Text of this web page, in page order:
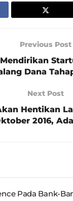
Previous Post
Dana
Next Post
Hentikan
2016,
Pada Bank-